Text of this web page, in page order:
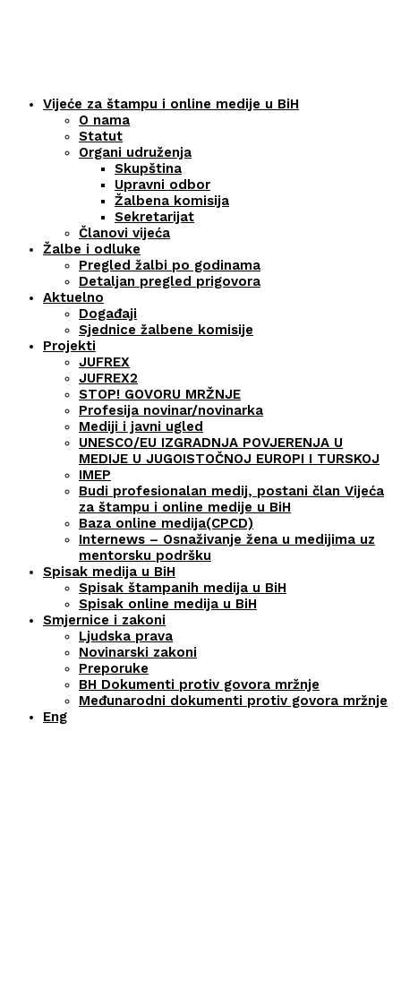
Vijeće za štampu i online medije u BiH
O nama
Statut
Organi udruženja
Skupština
Upravni odbor
Žalbena komisija
Sekretarijat
Članovi vijeća
Žalbe i odluke
Pregled žalbi po godinama
Detaljan pregled prigovora
Aktuelno
Događaji
Sjednice žalbene komisije
Projekti
JUFREX
JUFREX2
STOP! GOVORU MRŽNJE
Profesija novinar/novinarka
Mediji i javni ugled
UNESCO/EU IZGRADNJA POVJERENJA U
MEDIJE U JUGOISTOČNOJ EUROPI I TURSKOJ
IMEP
Budi profesionalan medij, postani član Vijeća
za štampu i online medije u BiH
Baza online medija(CPCD)
Internews – Osnaživanje žena u medijima uz
mentorsku podršku
Spisak medija u BiH
Spisak štampanih medija u BiH
Spisak online medija u BiH
Smjernice i zakoni
Ljudska prava
Novinarski zakoni
Preporuke
BH Dokumenti protiv govora mržnje
Međunarodni dokumenti protiv govora mržnje
Eng